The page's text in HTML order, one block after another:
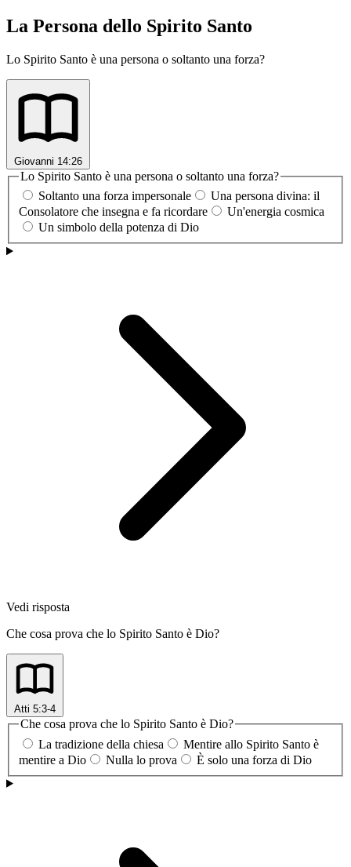
La Persona dello Spirito Santo
Lo Spirito Santo è una persona o soltanto una forza?
Giovanni 14:26
Lo Spirito Santo è una persona o soltanto una forza?
Soltanto una forza impersonale
Una persona divina: il
Consolatore che insegna e fa ricordare
Un'energia cosmica
Un simbolo della potenza di Dio
Vedi risposta
Che cosa prova che lo Spirito Santo è Dio?
Atti 5:3-4
Che cosa prova che lo Spirito Santo è Dio?
La tradizione della chiesa
Mentire allo Spirito Santo è
mentire a Dio
Nulla lo prova È solo una forza di Dio